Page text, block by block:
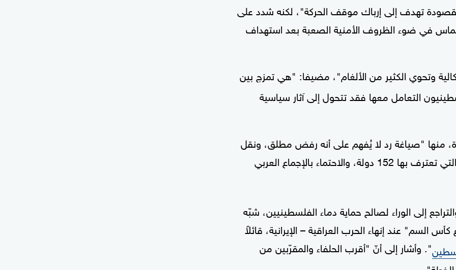
تهدف إلى إرباك موقف الحركة"، لكنه شدد على
حماس في ضوء الظروف الأمنية الصعبة بعد استهداف
وتحوي الكثير من الألغام"، مضيفا: "هي تمزج بين
التعامل معها فقد تتحول إلى آثار سياسية
منها "صياغة رد لا يُفهم على أنه رفض مطلق، ونقل
التي تعترف بها 152 دولة، والاحتماء بالإجماع العربي
إلى الوراء لصالح حماية دماء الفلسطينيين، شبّه
السم" عند إنهاء الحرب العراقية – الإيرانية، قائلاً
". وأشار إلى أنّ "أقرب الحلفاء والمقرّبين من